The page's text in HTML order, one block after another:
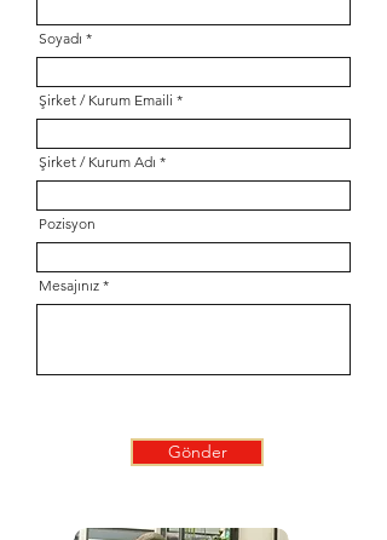
Soyadı
Şirket / Kurum Emaili
Şirket / Kurum Adı
Pozisyon
Mesajınız
Gönder